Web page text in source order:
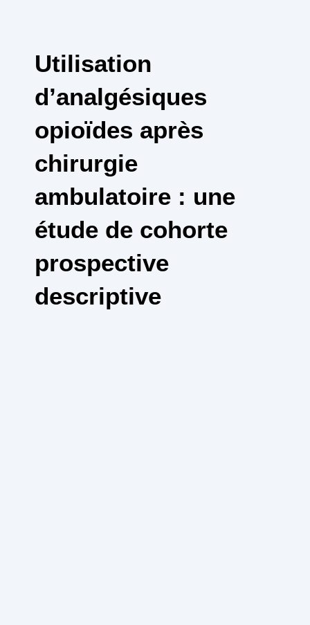
Utilisation
d’analgésiques
opioïdes après
chirurgie
ambulatoire : une
étude de cohorte
prospective
descriptive